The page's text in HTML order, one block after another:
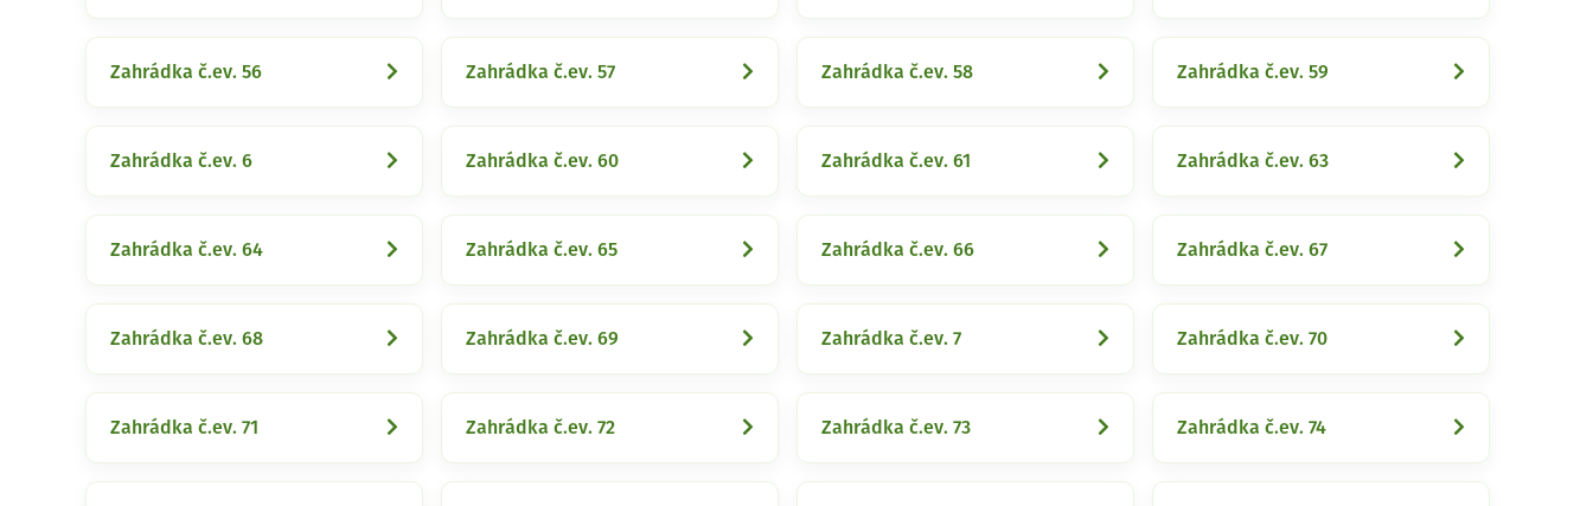
Zahrádka č.ev. 56 Zahrádka č.ev. 57 Zahrádka č.ev. 58 Zahrádka č.ev. 59
Zahrádka č.ev. 6 Zahrádka č.ev. 60 Zahrádka č.ev. 61 Zahrádka č.ev. 63
Zahrádka č.ev. 64 Zahrádka č.ev. 65 Zahrádka č.ev. 66 Zahrádka č.ev. 67
Zahrádka č.ev. 68 Zahrádka č.ev. 69 Zahrádka č.ev. 7 Zahrádka č.ev. 70
Zahrádka č.ev. 71 Zahrádka č.ev. 72 Zahrádka č.ev. 73 Zahrádka č.ev. 74